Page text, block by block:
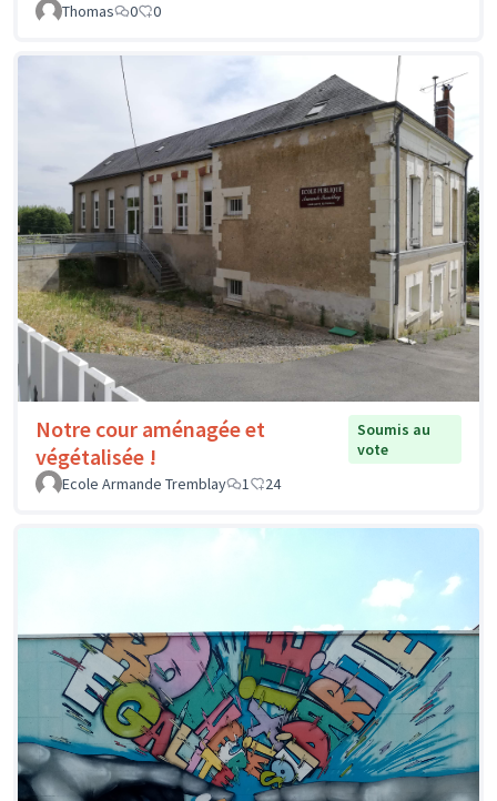
Thomas
0 0
Notre cour aménagée et
végétalisée !
Soumis au
vote
Ecole Armande Tremblay
1 24